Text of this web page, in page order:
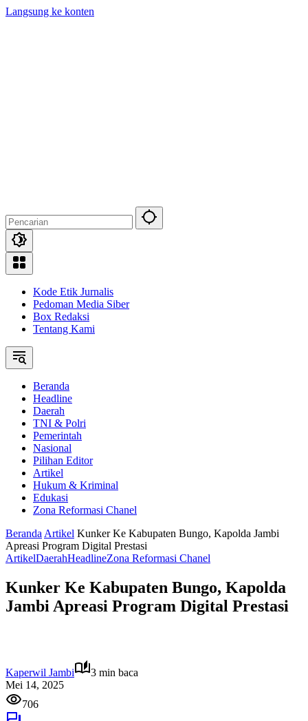
Langsung ke konten
Kode Etik Jurnalis
Pedoman Media Siber
Box Redaksi
Tentang Kami
Beranda
Headline
Daerah
TNI & Polri
Pemerintah
Nasional
Pilihan Editor
Artikel
Hukum & Kriminal
Edukasi
Zona Reformasi Chanel
Beranda Artikel Kunker Ke Kabupaten Bungo, Kapolda Jambi
Apreasi Program Digital Prestasi
ArtikelDaerahHeadlineZona Reformasi Chanel
Kunker Ke Kabupaten Bungo, Kapolda
Jambi Apreasi Program Digital Prestasi
Kaperwil Jambi
3 min baca
Mei 14, 2025
706